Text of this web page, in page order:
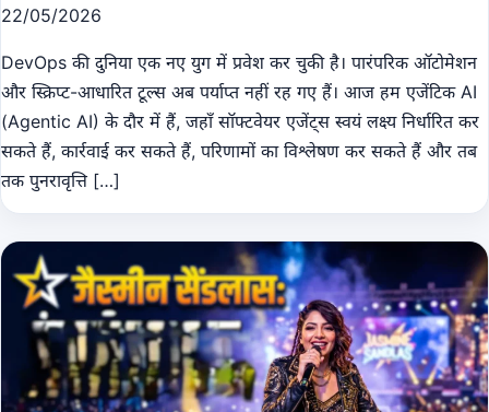
22/05/2026
DevOps की दुनिया एक नए युग में प्रवेश कर चुकी है। पारंपरिक ऑटोमेशन
और स्क्रिप्ट-आधारित टूल्स अब पर्याप्त नहीं रह गए हैं। आज हम एजेंटिक AI
(Agentic AI) के दौर में हैं, जहाँ सॉफ्टवेयर एजेंट्स स्वयं लक्ष्य निर्धारित कर
सकते हैं, कार्रवाई कर सकते हैं, परिणामों का विश्लेषण कर सकते हैं और तब
तक पुनरावृत्ति […]